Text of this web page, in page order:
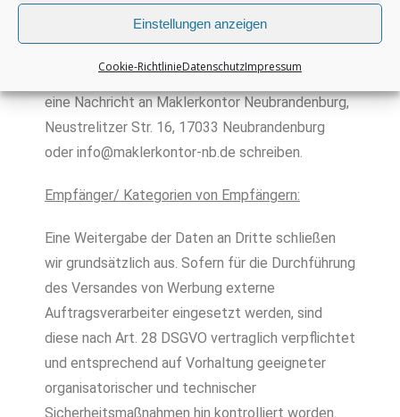
Einstellungen anzeigen
Cookie-RichtlinieDatenschutzImpressum
spezielle Vorschriften gelten.
Wirkung für die Zukunft widersprechen, indem Sie
eine Nachricht an Maklerkontor Neubrandenburg,
Neustrelitzer Str. 16, 17033 Neubrandenburg
oder info@maklerkontor-nb.de schreiben.
Empfänger/ Kategorien von Empfängern:
Eine Weitergabe der Daten an Dritte schließen
wir grundsätzlich aus. Sofern für die Durchführung
des Versandes von Werbung externe
Auftragsverarbeiter eingesetzt werden, sind
diese nach Art. 28 DSGVO vertraglich verpflichtet
und entsprechend auf Vorhaltung geeigneter
organisatorischer und technischer
Sicherheitsmaßnahmen hin kontrolliert worden.